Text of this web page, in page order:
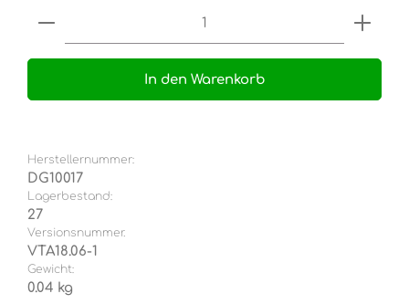
Produkt Anzahl: Gib den gewünschten
In den Warenkorb
Herstellernummer:
DG10017
Lagerbestand:
27
Versionsnummer.
VTA18.06-1
Gewicht:
0.04 kg